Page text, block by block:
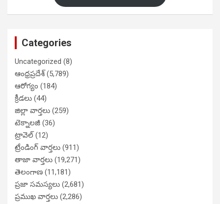
Categories
Uncategorized (8)
ఆంధ్రప్రదేశ్(5,789)
ఆరోగ్యం (184)
క్రీడలు (44)
జిల్లా వార్తలు (259)
టెక్నాలజీ (36)
ట్రావెల్(12)
ట్రేండింగ్ వార్తలు (911)
తాజా వార్తలు (19,271)
తెలంగాణ (11,181)
ప్రజా సమస్యలు (2,681)
ప్రముఖ వార్తలు (2,286)